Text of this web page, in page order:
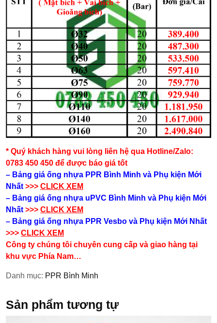
* Quý khách hàng vui lòng liên hệ qua Hotline/Zalo:
0783 450 450 để được báo giá tốt
– Bảng giá ống nhựa PPR Bình Minh và Phụ kiện​ Mới
Nhất >>> CLICK XEM
– Bảng giá ống nhựa uPVC Bình Minh và Phụ kiện​ Mới
Nhất >>> CLICK XEM
– Bảng giá ống nhựa PPR Vesbo và Phụ kiện​ Mới Nhất
>>> CLICK XEM
Công ty chúng tôi chuyên cung cấp và giao hàng tại
khu vực Phía Nam…
Danh mục: PPR Bình Minh
Sản phẩm tương tự